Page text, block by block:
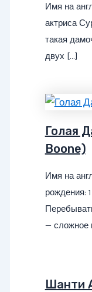
Имя на
актриса
такая
двух […]
Голая
Boone)
Имя на
рождения:
— сложное
Шанти